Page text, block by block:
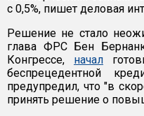
с 0,5%, пишет деловая
Решение не стало
глава ФРС Бен
Конгрессе, начал
беспрецедентной
предупредил, что "в
принять решение о